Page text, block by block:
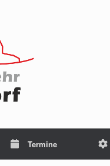
Termine